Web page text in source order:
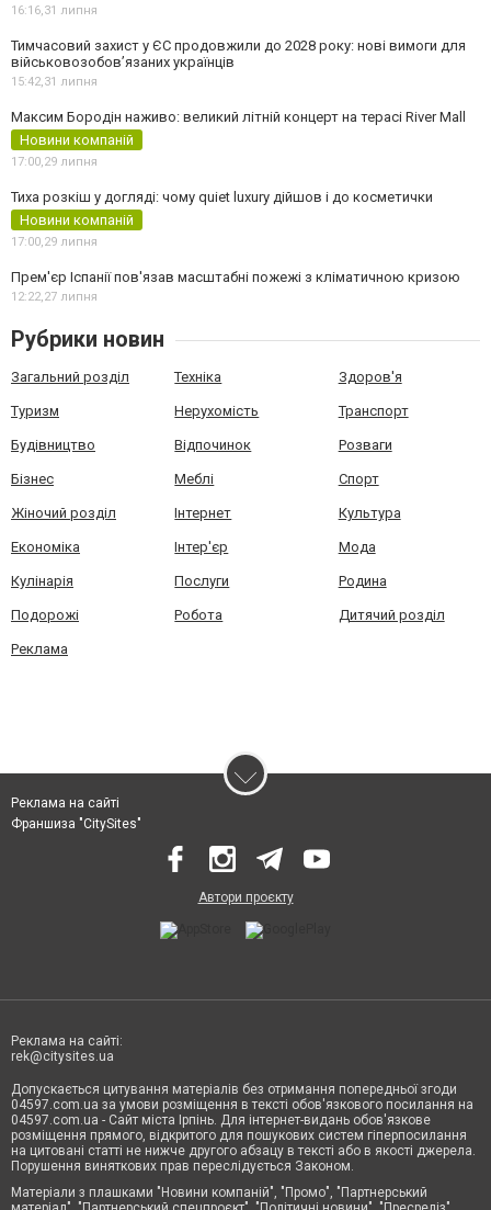
16:16,31 липня
Тимчасовий захист у ЄС продовжили до 2028 року: нові вимоги для
військовозобов’язаних українців
15:42,31 липня
Максим Бородін наживо: великий літній концерт на терасі River Mall
Новини компаній
17:00,29 липня
Тиха розкіш у догляді: чому quiet luxury дійшов і до косметички
Новини компаній
17:00,29 липня
Прем'єр Іспанії пов'язав масштабні пожежі з кліматичною кризою
12:22,27 липня
Рубрики новин
Загальний розділ Техніка Здоров'я
Туризм Нерухомість Транспорт
Будівництво Відпочинок Розваги
Бізнес Меблі Спорт
Жіночий розділ Інтернет Культура
Економіка Інтер'єр Мода
Кулінарія Послуги Родина
Подорожі Робота Дитячий розділ
Реклама
Реклама на сайті
Франшиза "CitySites"
Автори проєкту
Реклама на сайті:
rek@citysites.ua
Допускається цитування матеріалів без отримання попередньої згоди
04597.com.ua за умови розміщення в тексті обов'язкового посилання на
04597.com.ua - Сайт міста Ірпінь. Для інтернет-видань обов'язкове
розміщення прямого, відкритого для пошукових систем гіперпосилання
на цитовані статті не нижче другого абзацу в тексті або в якості джерела.
Порушення виняткових прав переслідується Законом.
Матеріали з плашками "Новини компаній", "Промо", "Партнерський